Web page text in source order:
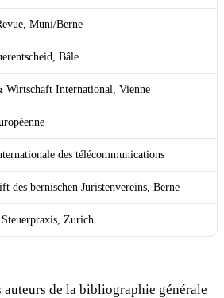
Muni/Berne
Bâle
Wirtschaft International, Vienne
des télécommunications
des bernischen Juristenvereins, Berne
Zurich
auteurs de la bibliographie générale